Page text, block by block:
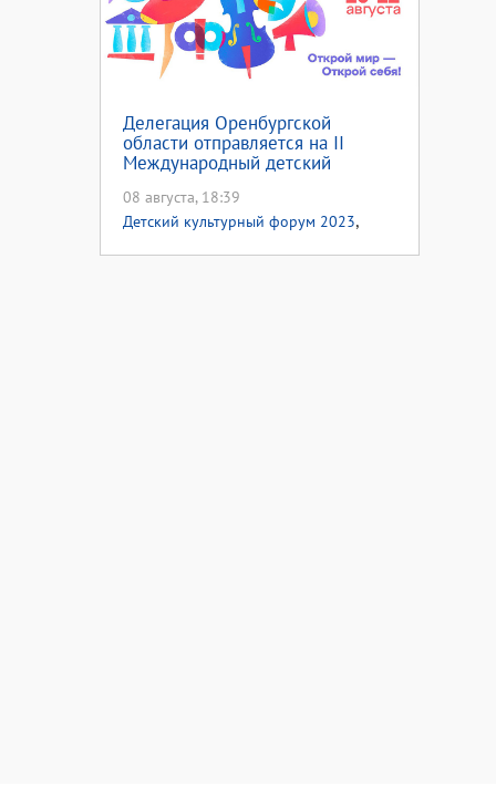
Делегация Оренбургской
области отправляется на II
Международный детский
08 августа, 18:39
Детский культурный форум 2023,